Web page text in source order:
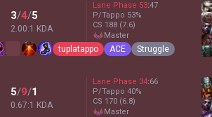
3/4/5
2.00:1 KDA
Lane Phase 53:47
P/Tappo 53%
CS 188 (7.6)
master
tuplatappo ACE Struggle
5/9/1
0.67:1 KDA
Lane Phase 34:66
P/Tappo 40%
CS 170 (6.8)
master